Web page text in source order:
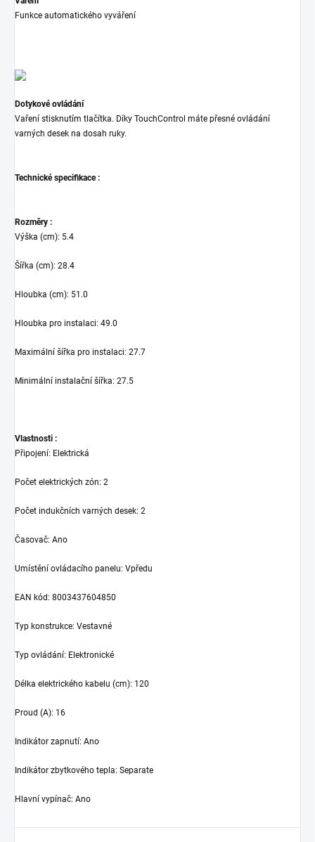
Funkce automatického vyváření
Dotykové ovládání
Vaření stisknutím tlačítka. Díky TouchControl máte přesné ovládání
varných desek na dosah ruky.
Technické specifikace :
Rozměry :
Výška (cm): 5.4
Šířka (cm): 28.4
Hloubka (cm): 51.0
Hloubka pro instalaci: 49.0
Maximální šířka pro instalaci: 27.7
Minimální instalační šířka: 27.5
Vlastnosti :
Připojení: Elektrická
Počet elektrických zón: 2
Počet indukčních varných desek: 2
Časovač: Ano
Umístění ovládacího panelu: Vpředu
EAN kód: 8003437604850
Typ konstrukce: Vestavné
Typ ovládání: Elektronické
Délka elektrického kabelu (cm): 120
Proud (A): 16
Indikátor zapnutí: Ano
Indikátor zbytkového tepla: Separate
Hlavní vypínač: Ano